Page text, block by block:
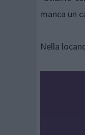
manca un
Nella